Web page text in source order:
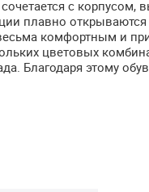
с
плавно
комфортным и
цветовых
Благодаря этому